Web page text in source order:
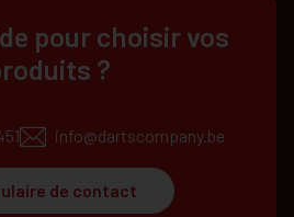
pour choisir vos
?
info@dartscompany.be
de contact